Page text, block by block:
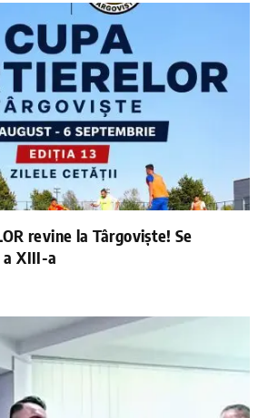
revine la Târgoviște! Se
XIII-a